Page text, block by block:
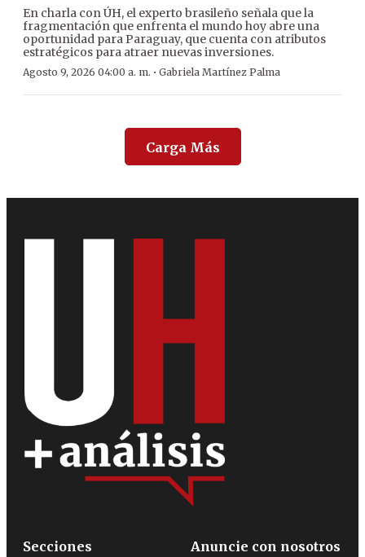
En charla con ÚH, el experto brasileño señala que la
fragmentación que enfrenta el mundo hoy abre una
oportunidad para Paraguay, que cuenta con atributos
estratégicos para atraer nuevas inversiones.
Agosto 9, 2026 04:00 a. m. · Gabriela Martínez Palma
Carga Más
Secciones
Anuncie con nosotros